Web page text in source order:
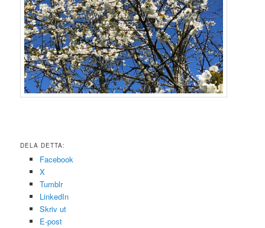
DELA DETTA:
Facebook
X
Tumblr
LinkedIn
Skriv ut
E-post